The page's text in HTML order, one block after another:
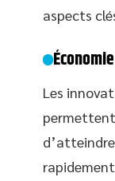
aspects
Les